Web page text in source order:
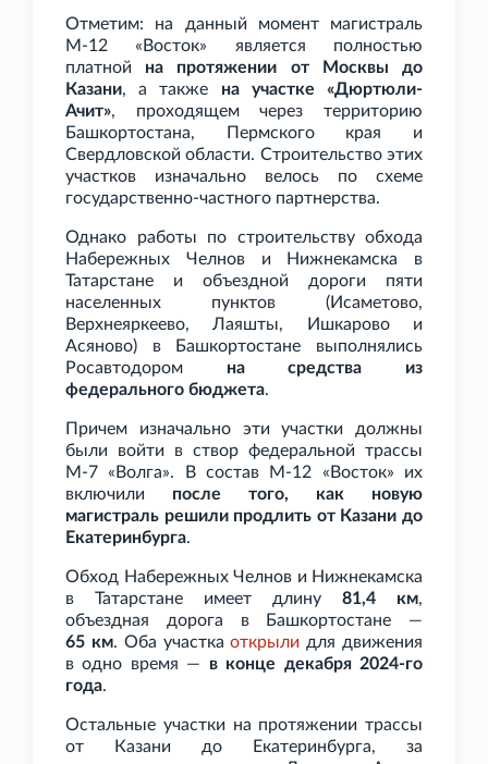
Отметим: на данный момент магистраль
М-12 «Восток» является полностью
платной на протяжении от Москвы до
Казани, а также на участке «Дюртюли-
Ачит», проходящем через территорию
Башкортостана, Пермского края и
Свердловской области. Строительство этих
участков изначально велось по схеме
государственно-частного партнерства.
Однако работы по строительству обхода
Набережных Челнов и Нижнекамска в
Татарстане и объездной дороги пяти
населенных пунктов (Исаметово,
Верхнеяркеево, Лаяшты, Ишкарово и
Асяново) в Башкортостане выполнялись
Росавтодором на средства из
федерального бюджета.
Причем изначально эти участки должны
были войти в створ федеральной трассы
М-7 «Волга». В состав М-12 «Восток» их
включили после того, как новую
магистраль решили продлить от Казани до
Екатеринбурга.
Обход Набережных Челнов и Нижнекамска
в Татарстане имеет длину 81,4 км,
объездная дорога в Башкортостане —
65 км. Оба участкаоткрыли для движения
в одно время — в конце декабря 2024-го
года.
Остальные участки на протяжении трассы
от Казани до Екатеринбурга, за